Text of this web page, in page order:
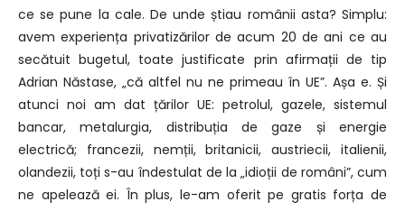
ce se pune la cale. De unde știau românii asta? Simplu:
avem experiența privatizărilor de acum 20 de ani ce au
secătuit bugetul, toate justificate prin afirmații de tip
Adrian Năstase, „că altfel nu ne primeau în UE”. Așa e. Și
atunci noi am dat țărilor UE: petrolul, gazele, sistemul
bancar, metalurgia,
distribuția de gaze și energie
electrică; francezii, nemții, britanicii, austriecii, italienii,
olandezii, toți s-au îndestulat de la „idioții de români”, cum
ne apelează ei. În plus, le-am oferit pe gratis forța de